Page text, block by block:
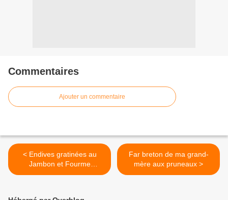
Commentaires
Ajouter un commentaire
< Endives gratinées au
Jambon et Fourme
d'Ambert
Far breton de ma grand-
mère aux pruneaux >